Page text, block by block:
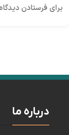
برای فرستادن
درباره ما